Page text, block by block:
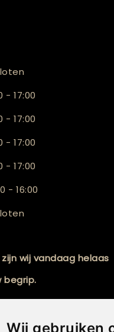
Wij gebruiken
- 17:00
- 17:00
- 17:00
- 17:00
- 16:00
wij vandaag helaas
begrip.
3 oktober 2026 zijn